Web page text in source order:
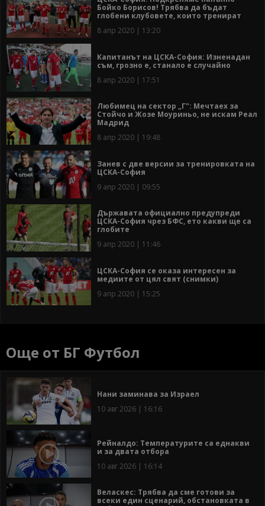
Бойко Борисов! Трябва да бъдат
глобени клубовете, които тренират
8 апр 2020 | 13:20
Капитанът на ЦСКА-София: Изненадан
съм, грозно е, станало е случайно
8 апр 2020 | 17:51
Любимец на сектор „Г": Мечтаех за
Стойчо и Жозе Моуриньо, не искам Реал
Мадрид
8 апр 2020 | 19:48
Занев с две версии за тренировката на
ЦСКА-София
9 апр 2020 | 09:55
Държавата официално предупреди
ЦСКА-София чрез БФС, ето какви ще са
глобите
9 апр 2020 | 11:46
ЦСКА-София се оказа интересен за
медиите от цял свят (снимки)
9 апр 2020 | 15:25
Още от БГ Футбол
Нани заминава за Израел
10 авг 2026 | 16:16
Рейналдо: Температурите са еднакви
и за двата отбора
10 авг 2026 | 16:14
Веласкес: Трябва да сме готови за
всеки един сценарий, обстановката в